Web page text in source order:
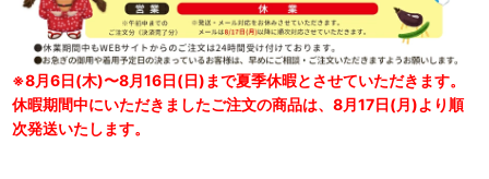
※8月6日(木)〜8月16日(日)まで夏季休暇とさせていただきます。
休暇期間中にいただきましたご注文の商品は、8月17日(月)より順
次発送いたします。